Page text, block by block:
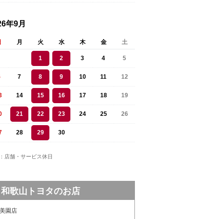
年9月
月 火 水 木 金 土
1 2 3 4 5
7 8 9 10 11 12
14 15 16 17 18 19
21 22 23 24 25 26
28 29 30
：店舗・サービス休日
和歌山トヨタのお店
美園店